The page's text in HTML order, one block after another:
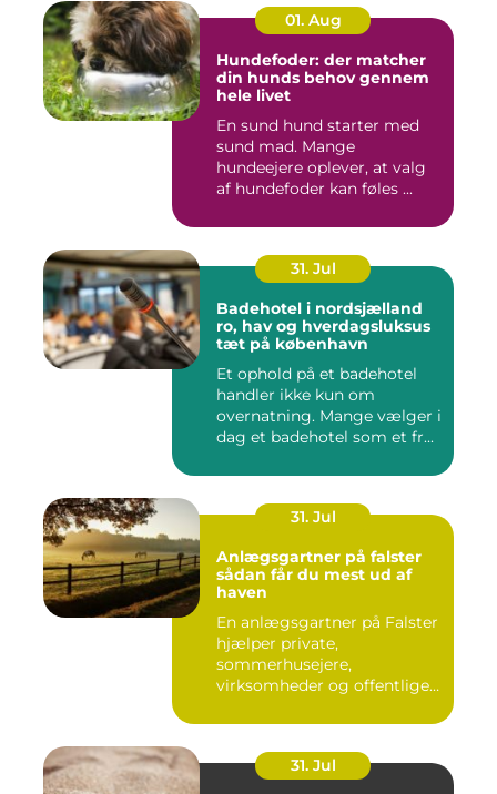
01. Aug
Hundefoder: der matcher
din hunds behov gennem
hele livet
En sund hund starter med
sund mad. Mange
hundeejere oplever, at valg
af hundefoder kan føles ...
31. Jul
Badehotel i nordsjælland
ro, hav og hverdagsluksus
tæt på københavn
Et ophold på et badehotel
handler ikke kun om
overnatning. Mange vælger i
dag et badehotel som et fr...
31. Jul
Anlægsgartner på falster
sådan får du mest ud af
haven
En anlægsgartner på Falster
hjælper private,
sommerhusejere,
virksomheder og offentlige
31. Jul